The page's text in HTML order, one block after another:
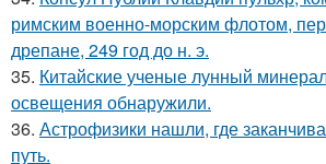
римским военно-морским флотом,
дрепане, 249 год до н. э.
35. Китайские ученые лунный
освещения обнаружили.
36. Астрофизики нашли, где
путь.